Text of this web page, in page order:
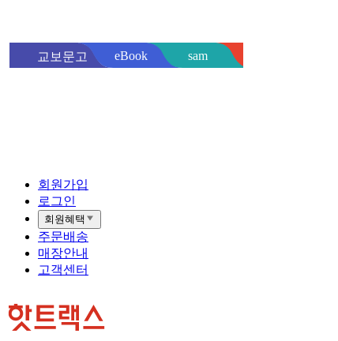
교보문고 eBook sam
회원가입
로그인
회원혜택
주문배송
매장안내
고객센터